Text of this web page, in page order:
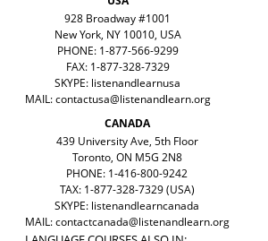
928 Broadway #1001
New York, NY 10010, USA
PHONE: 1-877-566-9299
FAX: 1-877-328-7329
SKYPE: listenandlearnusa
MAIL:contactusa@listenandlearn.org
CANADA
439 University Ave, 5th Floor
Toronto, ON M5G 2N8
PHONE: 1-416-800-9242
TAX: 1-877-328-7329 (USA)
SKYPE: listenandlearncanada
MAIL:contactcanada@listenandlearn.org